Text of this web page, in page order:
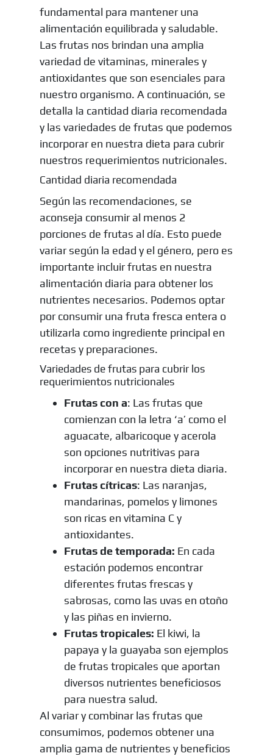
fundamental para mantener una
alimentación equilibrada y saludable.
Las frutas nos brindan una amplia
variedad de vitaminas, minerales y
antioxidantes que son esenciales para
nuestro organismo. A continuación, se
detalla la cantidad diaria recomendada
y las variedades de frutas que podemos
incorporar en nuestra dieta para cubrir
nuestros requerimientos nutricionales.
Cantidad diaria recomendada
Según las recomendaciones, se
aconseja consumir al menos 2
porciones de frutas al día. Esto puede
variar según la edad y el género, pero es
importante incluir frutas en nuestra
alimentación diaria para obtener los
nutrientes necesarios. Podemos optar
por consumir una fruta fresca entera o
utilizarla como ingrediente principal en
recetas y preparaciones.
Variedades de frutas para cubrir los
requerimientos nutricionales
Frutas con a: Las frutas que
comienzan con la letra ‘a’ como el
aguacate, albaricoque y acerola
son opciones nutritivas para
incorporar en nuestra dieta diaria.
Frutas cítricas: Las naranjas,
mandarinas, pomelos y limones
son ricas en vitamina C y
antioxidantes.
Frutas de temporada: En cada
estación podemos encontrar
diferentes frutas frescas y
sabrosas, como las uvas en otoño
y las piñas en invierno.
Frutas tropicales: El kiwi, la
papaya y la guayaba son ejemplos
de frutas tropicales que aportan
diversos nutrientes beneficiosos
para nuestra salud.
Al variar y combinar las frutas que
consumimos, podemos obtener una
amplia gama de nutrientes y beneficios